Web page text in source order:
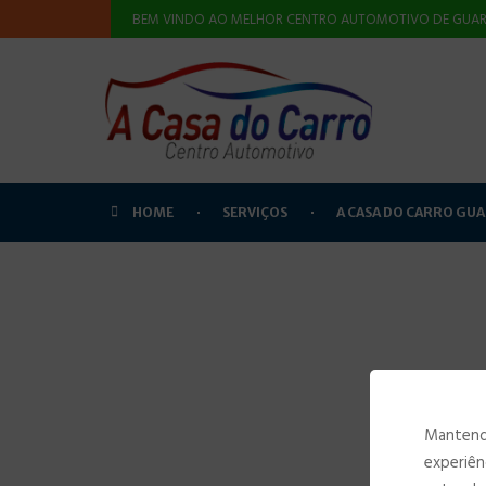
BEM VINDO AO MELHOR CENTRO AUTOMOTIVO DE
HOME SERVIÇOS A CASA DO CARRO